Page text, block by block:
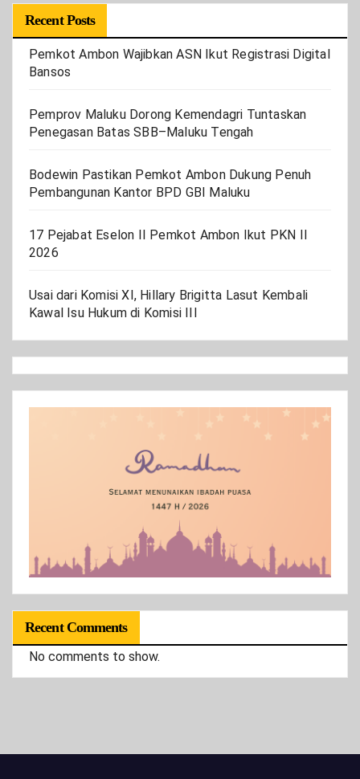
Recent Posts
Pemkot Ambon Wajibkan ASN Ikut Registrasi Digital
Bansos
Pemprov Maluku Dorong Kemendagri Tuntaskan
Penegasan Batas SBB–Maluku Tengah
Bodewin Pastikan Pemkot Ambon Dukung Penuh
Pembangunan Kantor BPD GBI Maluku
17 Pejabat Eselon II Pemkot Ambon Ikut PKN II
2026
Usai dari Komisi XI, Hillary Brigitta Lasut Kembali
Kawal Isu Hukum di Komisi III
Recent Comments
No comments to show.